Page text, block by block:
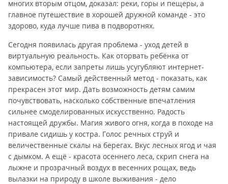
многих вторым отцом, доказал: реки, горы и пещеры, а
главное путешествие в хорошей дружной команде - это
здорово, куда лучше пива в подворотнях.
Сегодня появилась другая проблема - уход детей в
виртуальную реальность. Как оторвать ребёнка от
компьютера, если запреты лишь усугубляют интернет-
зависимость? Самый действенный метод - показать, как
прекрасен этот мир. Дать возможность детям самим
почувствовать, насколько собственные впечатления
сильнее смоделированных искусственно. Радость
настоящей дружбы. Магия живого огня, когда в походе на
привале сидишь у костра. Голос речных струй и
величественные скалы на берегах. Вкус лесных ягод и чая
с дымком. А ещё - красота осеннего леса, скрип снега на
лыжне и прозрачный воздух в весенних рощах, ведь
вылазки на природу в школе выживания - дело